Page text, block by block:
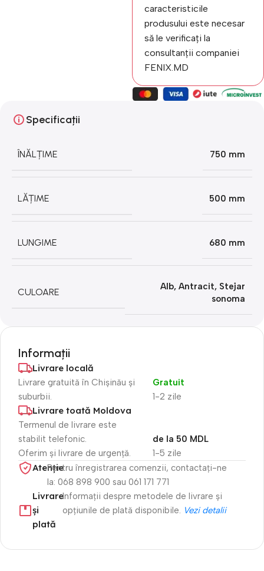
caracteristicile
produsului este necesar
să le verificați la
consultanții companiei
FENIX.MD
Specificații
ÎNĂLȚIME 750 mm
LĂȚIME 500 mm
LUNGIME 680 mm
CULOARE
Alb, Antracit, Stejar
sonoma
Informații
Livrare locală
Livrare gratuită în Chișinău și
suburbii.
1-2 zile
Gratuit
Livrare toată Moldova
Termenul de livrare este
stabilit telefonic.
Oferim și livrare de urgență.
1-5 zile
de la 50 MDL
Atenție​Pentru înregistrarea comenzii, contactați-ne
la: 068 898 900 sau 061 171 771
Livrare
și
plată
Informații despre metodele de livrare și
opțiunile de plată disponibile. Vezi detalii